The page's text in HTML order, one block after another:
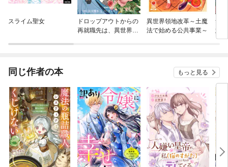
スライム聖女
ドロップアウトからの
再就職先は、異世界の
異世界領地改革～土魔
法で始める公共事業～
無
意
～
同じ作者の本 もっと見る